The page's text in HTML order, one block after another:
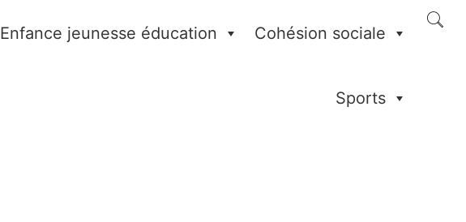
Enfance jeunesse éducation Cohésion sociale
Sports